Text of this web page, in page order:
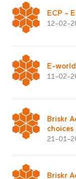
ECP –
12-02-
E-
11-02-
Briskr
choices
21-01-
Briskr